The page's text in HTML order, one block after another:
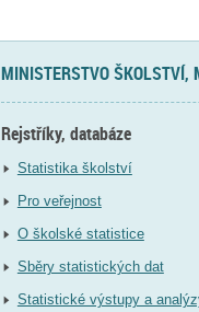
MINISTERSTVO ŠKOLSTVÍ,
Rejstříky, databáze
Statistika školství
Pro veřejnost
O školské statistice
Sběry statistických dat
Statistické výstupy a